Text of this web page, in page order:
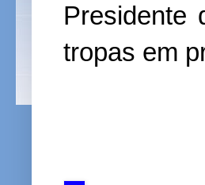
Presidente
tropas em